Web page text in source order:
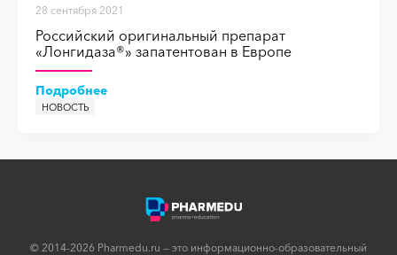
НОВОСТЬ
НОВОСТЬ
НОВОСТЬ
НОВОСТЬ
28 сентября 2021
Российский оригинальный препарат
«Лонгидаза®» запатентован в Европе
Подробнее
© 2014-2026 Pharmedu.ru — это информационно-образовательный